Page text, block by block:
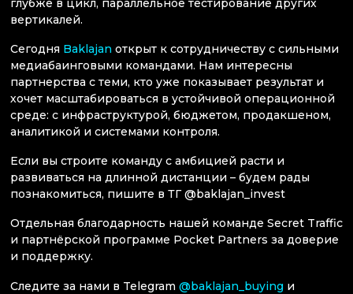
глубже в цикл, параллельное тестирование других
вертикалей.
Сегодня Baklajan открыт к сотрудничеству с сильными
медиабаинговыми командами. Нам интересны
партнерства с теми, кто уже показывает результат и
хочет масштабироваться в устойчивой операционной
среде: с инфраструктурой, бюджетом, продакшеном,
аналитикой и системами контроля.
Если вы строите команду с амбицией расти и
развиваться на длинной дистанции – будем рады
познакомиться, пишите в ТГ @baklajan_invest
Отдельная благодарность нашей команде Secret Traffic
и партнёрской программе Pocket Partners за доверие
и поддержку.
Следите за нами в Telegram @baklajan_buying и